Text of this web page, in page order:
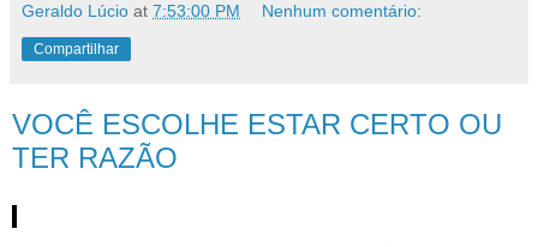
Geraldo Lúcio at 7:53:00 PM Nenhum comentário:
Compartilhar
VOCÊ ESCOLHE ESTAR CERTO OU
TER RAZÃO